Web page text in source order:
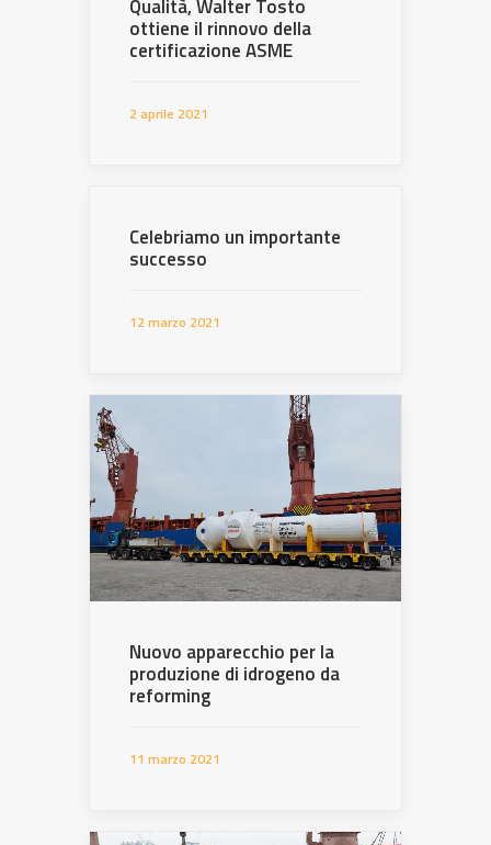
Qualità, Walter Tosto
ottiene il rinnovo della
certificazione ASME
2 aprile 2021
Celebriamo un importante
successo
12 marzo 2021
Nuovo apparecchio per la
produzione di idrogeno da
reforming
11 marzo 2021